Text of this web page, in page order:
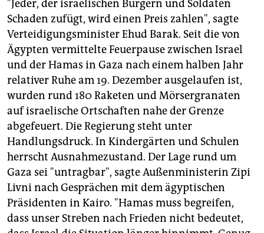
"Jeder, der israelischen Bürgern und Soldaten
Schaden zufügt, wird einen Preis zahlen", sagte
Verteidigungsminister Ehud Barak. Seit die von
Ägypten vermittelte Feuerpause zwischen Israel
und der Hamas in Gaza nach einem halben Jahr
relativer Ruhe am 19. Dezember ausgelaufen ist,
wurden rund 180 Raketen und Mörsergranaten
auf israelische Ortschaften nahe der Grenze
abgefeuert. Die Regierung steht unter
Handlungsdruck. In Kindergärten und Schulen
herrscht Ausnahmezustand. Der Lage rund um
Gaza sei "untragbar", sagte Außenministerin Zipi
Livni nach Gesprächen mit dem ägyptischen
Präsidenten in Kairo. "Hamas muss begreifen,
dass unser Streben nach Frieden nicht bedeutet,